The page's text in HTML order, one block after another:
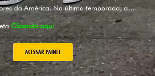
da América. Na última temporada, a…
Clicando aqui
ACESSAR PAINEL